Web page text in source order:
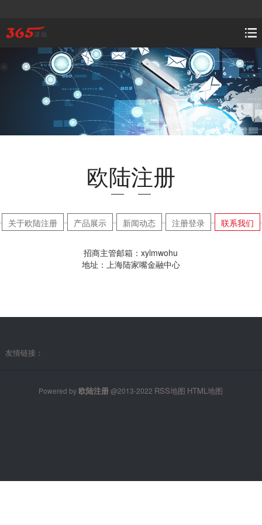
欧陆注册
关于欧陆注册 产品展示 新闻动态 注册登录 联系我们
招商主管邮箱：xylmwohu
地址：上海陆家嘴金融中心
友情链接：
Powered by 欧陆注册@2013-2022 RSS地图 HTML地图